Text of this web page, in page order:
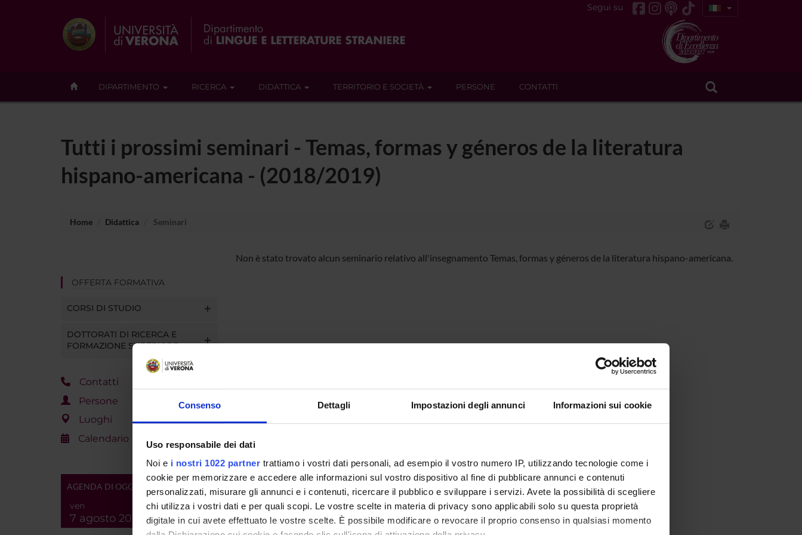
Consenso Dettagli Impostazioni degli annunci Informazioni sui cookie
Uso responsabile dei dati
Noi e i nostri 1022 partner trattiamo i vostri dati personali, ad esempio il vostro numero IP, utilizzando tecnologie come i
cookie per memorizzare e accedere alle informazioni sul vostro dispositivo al fine di pubblicare annunci e contenuti
personalizzati, misurare gli annunci e i contenuti, ricercare il pubblico e sviluppare i servizi. Avete la possibilità di scegliere
chi utilizza i vostri dati e per quali scopi. Le vostre scelte in materia di privacy sono applicabili solo su questa proprietà
digitale in cui avete effettuato le vostre scelte. È possibile modificare o revocare il proprio consenso in qualsiasi momento
Segui su
DIPARTIMENTO RICERCA DIDATTICA TERRITORIO E SOCIETÀ PERSONE CONTATTI
Tutti i prossimi seminari - Temas, formas y géneros de la literatura
hispano-americana - (2018/2019)
Home Didattica Seminari
OFFERTA FORMATIVA
CORSI DI STUDIO
DOTTORATI DI RICERCA E
FORMAZIONE SUPERIORE
Contatti
Persone
Luoghi
Calendario
AGENDA DI OGGI
ven
7 agosto 2026
Non è stato trovato alcun seminario relativo all'insegnamento Temas, formas y géneros de la literatura hispano-americana.